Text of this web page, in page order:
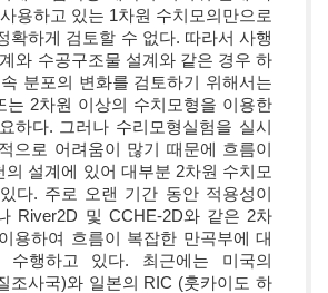
용하고 있는 1차원 수치모의만으로
확하게 검토할 수 없다. 따라서 사행
와 수공구조물 설계와 같은 경우 하
분포의 변화를 검토하기 위해서는
는 2차원 이상의 수치모형을 이용한
하다. 그러나 수리모형실험을 실시
으로 어려움이 많기 때문에 흐름이
의 설계에 있어 대부분 2차원 수치모
다. 주로 오랜 기간 동안 적용성이
River2D 및 CCHE-2D와 같은 2차
용하여 흐름이 복잡한 만곡부에 대
수행하고 있다. 최근에는 미국의
조사국)와 일본의 RIC (훗카이도 하